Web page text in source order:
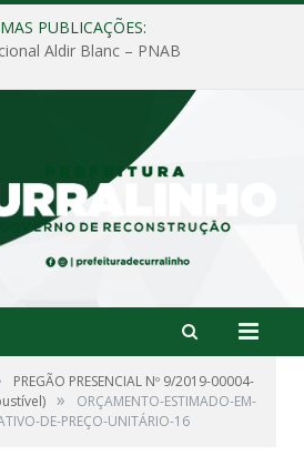
PUBLICAÇÕES:
Aldir Blanc – PNAB
PREGÃO PRESENCIAL Nº 9/2019-00004-
»
ORÇAMENTO-ESTIMADO-EM-
DE-PREÇO-UNITÁRIO-16